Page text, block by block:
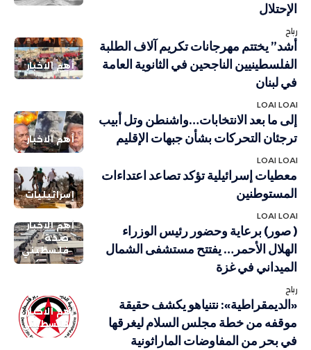
الإحتلال
رباح
أهم الاخبار
أشد” يختتم مهرجانات تكريم آلاف الطلبة
الفلسطينيين الناجحين في الثانوية العامة
في لبنان
LOAI LOAI
أهم الاخبار
إلى ما بعد الانتخابات…واشنطن وتل أبيب
ترجئان التحركات بشأن جبهات الإقليم
LOAI LOAI
إسرائيليات
معطيات إسرائيلية تؤكد تصاعد اعتداءات
المستوطنين
LOAI LOAI
أهم الاخبار
صحة
فلسطيني
( صور) برعاية وحضور رئيس الوزراء
الهلال الأحمر… يفتتح مستشفى الشمال
الميداني في غزة
رباح
أهم الاخبار
فلسطيني
«الديمقراطية»: نتنياهو يكشف حقيقة
موقفه من خطة مجلس السلام ليغرقها
في بحر من المفاوضات الماراثونية